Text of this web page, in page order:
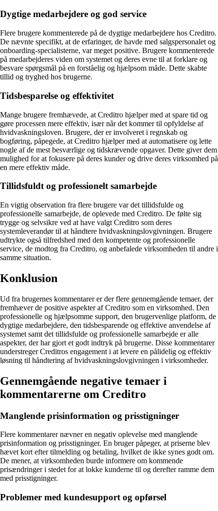
Dygtige medarbejdere og god service
Flere brugere kommenterede på de dygtige medarbejdere hos Creditro.
De nævnte specifikt, at de erfaringer, de havde med salgspersonalet og
onboarding-specialisterne, var meget positive. Brugere kommenterede
på medarbejderes viden om systemet og deres evne til at forklare og
besvare spørgsmål på en forståelig og hjælpsom måde. Dette skabte
tillid og tryghed hos brugerne.
Tidsbesparelse og effektivitet
Mange brugere fremhævede, at Creditro hjælper med at spare tid og
gøre processen mere effektiv, især når det kommer til opfyldelse af
hvidvaskningsloven. Brugere, der er involveret i regnskab og
bogføring, påpegede, at Creditro hjælper med at automatisere og lette
nogle af de mest besværlige og tidskrævende opgaver. Dette giver dem
mulighed for at fokusere på deres kunder og drive deres virksomhed på
en mere effektiv måde.
Tillidsfuldt og professionelt samarbejde
En vigtig observation fra flere brugere var det tillidsfulde og
professionelle samarbejde, de oplevede med Creditro. De følte sig
trygge og selvsikre ved at have valgt Creditro som deres
systemleverandør til at håndtere hvidvaskningslovgivningen. Brugere
udtrykte også tilfredshed med den kompetente og professionelle
service, de modtog fra Creditro, og anbefalede virksomheden til andre i
samme situation.
Konklusion
Ud fra brugernes kommentarer er der flere gennemgående temaer, der
fremhæver de positive aspekter af Creditro som en virksomhed. Den
professionelle og hjælpsomme support, den brugervenlige platform, de
dygtige medarbejdere, den tidsbesparende og effektive anvendelse af
systemet samt det tillidsfulde og professionelle samarbejde er alle
aspekter, der har gjort et godt indtryk på brugerne. Disse kommentarer
understreger Creditros engagement i at levere en pålidelig og effektiv
løsning til håndtering af hvidvaskningslovgivningen i virksomheder.
Gennemgående negative temaer i
kommentarerne om Creditro
Manglende prisinformation og prisstigninger
Flere kommentarer nævner en negativ oplevelse med manglende
prisinformation og prisstigninger. En bruger påpeger, at priserne blev
hævet kort efter tilmelding og betaling, hvilket de ikke synes godt om.
De mener, at virksomheden burde informere om kommende
prisændringer i stedet for at lokke kunderne til og derefter ramme dem
med prisstigninger.
Problemer med kundesupport og opførsel